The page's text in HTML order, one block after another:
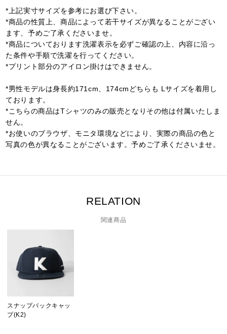
*上記実寸サイズを参考にお選び下さい。
*商品の性質上、商品によって若干サイズが異なることがござい
ます、予めご了承くださいませ。
*商品についております洗濯表示を必ずご確認の上、内容に沿っ
た条件や手順で洗濯を行ってください。
*プリント部分のアイロン掛けはできません。
*男性モデルは身長約171cm、174cmどちらも Lサイズを着用し
ております。
*こちらの商品はTシャツのみの販売となりその他は付属いたしま
せん。
*お使いのブラウザ、モニタ環境などにより、実際の商品の色と
写真の色が異なることがございます。予めご了承くださいませ。
RELATION
関連商品
スナップバックキャッ
プ(K2)